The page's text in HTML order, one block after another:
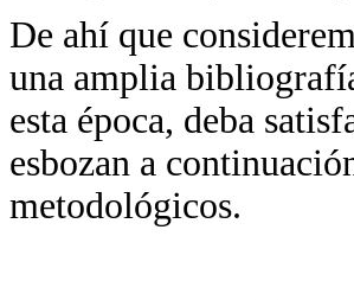
De ahí que
una amplia
esta época, deba
esbozan a
metodológicos.